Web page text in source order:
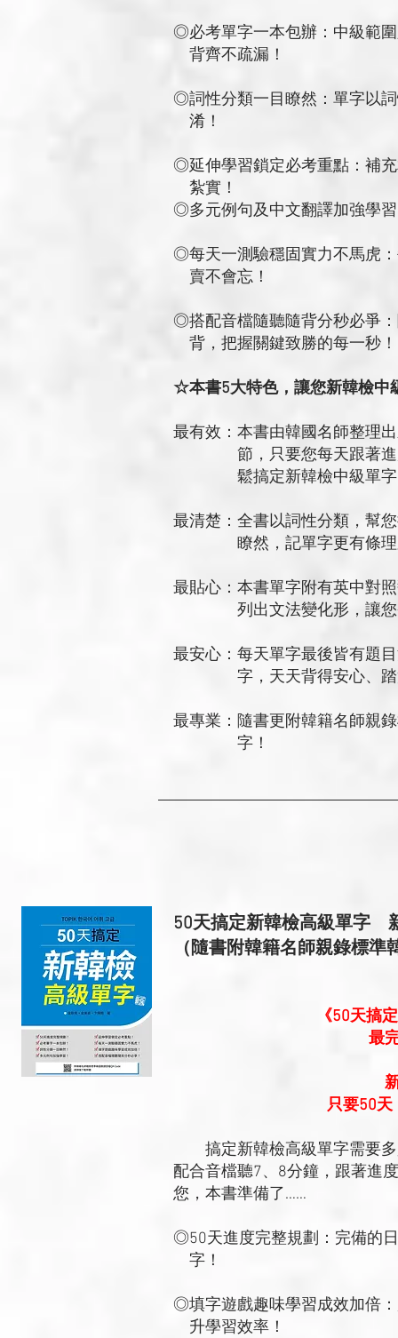
◎必考單字一本包辦：中級範
背齊不疏漏！
◎詞性分類一目瞭然：單字以
淆！
◎延伸學習鎖定必考重點：補
紮實！
◎多元例句及中文翻譯加強學
◎每天一測驗穩固實力不馬虎
賣不會忘！
◎搭配音檔隨聽隨背分秒必爭：
背，把握關鍵致勝的每一秒！
☆本書5大特色，讓您新韓檢中
最有效：本書由韓國名師整理
節，只要您每天跟著進度
鬆搞定新韓檢中級單字
最清楚：全書以詞性分類，幫
瞭然，記單字更有條理
最貼心：本書單字附有英中對
列出文法變化形，讓您省
最安心：每天單字最後皆有題
字，天天背得安心、踏
最專業：隨書更附韓籍名師親
字！
50天搞定新韓檢高級單字
（隨書附韓籍名師親錄標準
《50天搞
最
只要50天
搞定新韓檢高級單字需要多
配合音檔聽7、8分鐘，跟著進
您，本書準備了……
◎50天進度完整規劃：完備的
字！
◎填字遊戲趣味學習成效加倍
升學習效率！